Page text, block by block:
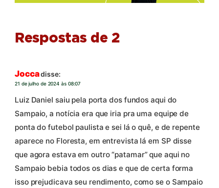
Respostas de 2
Joccadisse:
21 de julho de 2024 às 08:07
Luiz Daniel saiu pela porta dos fundos aqui do
Sampaio, a notícia era que iria pra uma equipe de
ponta do futebol paulista e sei lá o quê, e de repente
aparece no Floresta, em entrevista lá em SP disse
que agora estava em outro “patamar” que aqui no
Sampaio bebia todos os dias e que de certa forma
isso prejudicava seu rendimento, como se o Sampaio